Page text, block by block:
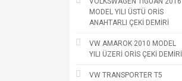
MODEL YILI ÜSTÜ ORİS
ANAHTARLI ÇEKİ DEMİRİ
VW AMAROK 2010 MODEL
YILI ÜZERİ ORİS ÇEKİ DEMİRİ
VW TRANSPORTER T5